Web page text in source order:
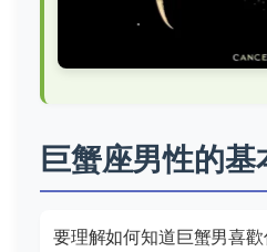
巨蟹座男性的
要理解如何知道巨蟹男喜